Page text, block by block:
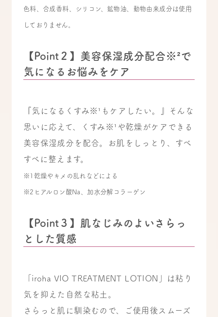
色料、合成香料、シリコン、鉱物油、動物由来成分は使用
しておりません。
【Point２】美容保湿成分配合※²で
気になるお悩みをケア
『気になるくすみ※¹もケアしたい。』そんな
思いに応えて、くすみ※¹や乾燥がケアできる
美容保湿成分を配合。お肌をしっとり、すべ
すべに整えます。
※1乾燥やキメの乱れなどによる
※2ヒアルロン酸Na、加水分解コラーゲン
【Point３】肌なじみのよいさらっ
とした質感
「iroha VIO TREATMENT LOTION」は粘り
気を抑えた自然な粘土。
さらっと肌に馴染むので、ご使用後スムーズ